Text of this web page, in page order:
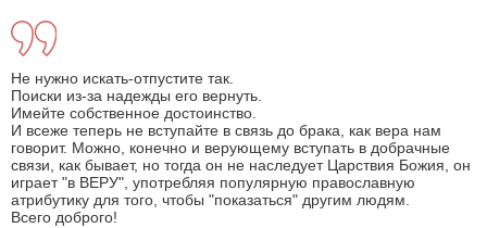
Не нужно искать-отпустите так.
Поиски из-за надежды его вернуть.
Имейте собственное достоинство.
И всеже теперь не вступайте в связь до брака, как вера нам
говорит. Можно, конечно и верующему вступать в добрачные
связи, как бывает, но тогда он не наследует Царствия Божия, он
играет "в ВЕРУ", употребляя популярную православную
атрибутику для того, чтобы "показаться" другим людям.
Всего доброго!